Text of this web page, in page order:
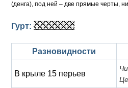
Ливонезы
Альбертусталер
Петр I (1682-1725)
Золото
(денга), под ней – две прямые черты,
Гурт:
Разновидности
В крыле 15 перьев